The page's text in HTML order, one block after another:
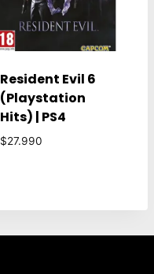
Resident Evil 6
(Playstation
Hits) | PS4
$27.990